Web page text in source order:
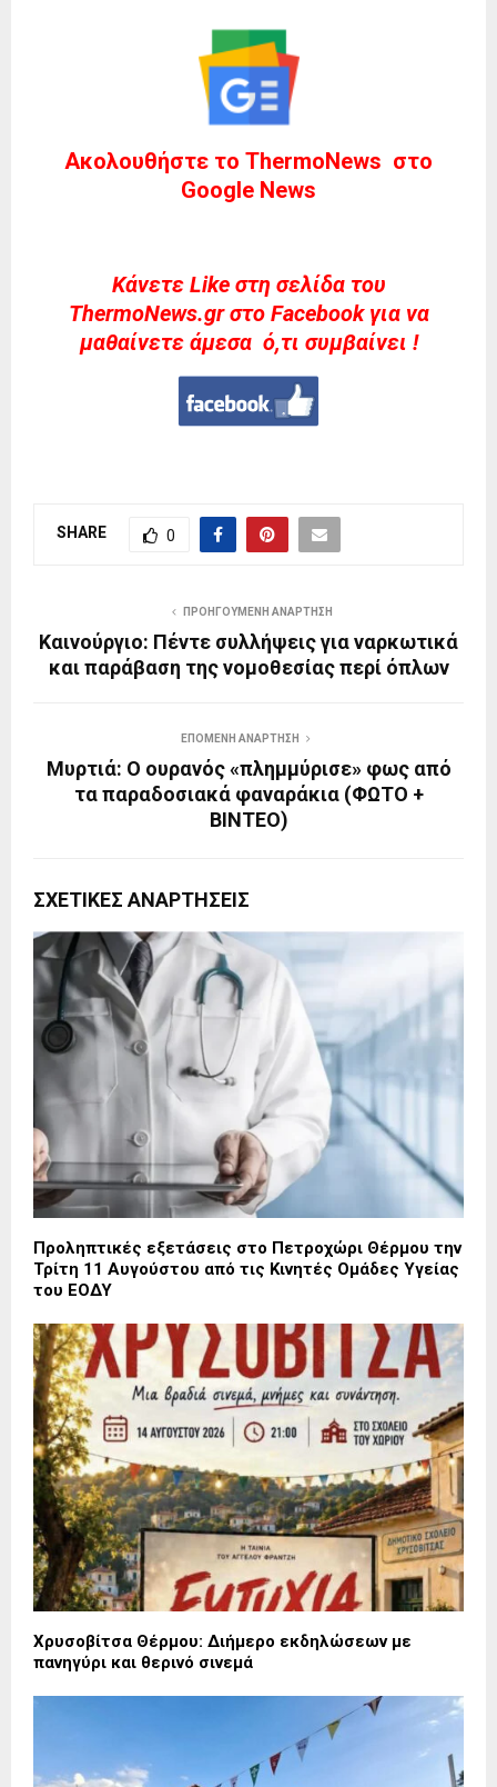
Ακολουθήστε το ThermoNews στο
Google News
Kάνετε Like στη σελίδα του
ThermoNews.gr στο Facebook για να
μαθαίνετε άμεσα ό,τι συμβαίνει !
SHARE 0
ΠΡΟΗΓΟΎΜΕΝΗ ΑΝΆΡΤΗΣΗ
Καινούργιο: Πέντε συλλήψεις για ναρκωτικά
και παράβαση της νομοθεσίας περί όπλων
ΕΠΌΜΕΝΗ ΑΝΆΡΤΗΣΗ
Μυρτιά: Ο ουρανός «πλημμύρισε» φως από
τα παραδοσιακά φαναράκια (ΦΩΤΟ +
ΒΙΝΤΕΟ)
ΣΧΕΤΙΚΈΣ ΑΝΑΡΤΉΣΕΙΣ
Προληπτικές εξετάσεις στο Πετροχώρι Θέρμου την
Τρίτη 11 Αυγούστου από τις Κινητές Ομάδες Υγείας
του ΕΟΔΥ
Χρυσοβίτσα Θέρμου: Διήμερο εκδηλώσεων με
πανηγύρι και θερινό σινεμά